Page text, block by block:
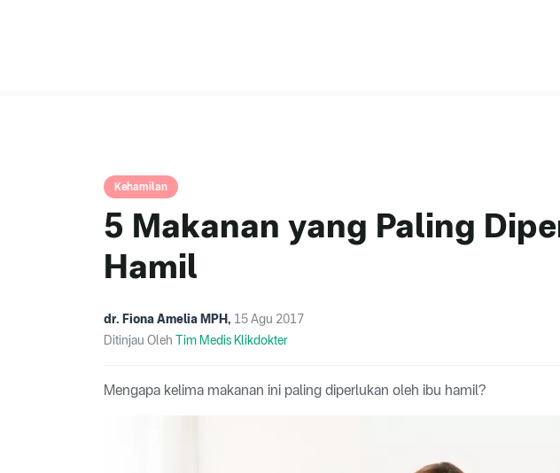
Kehamilan
5 Makanan yang Paling
Hamil
dr. Fiona Amelia MPH, 15 Agu 2017
Ditinjau Oleh Tim Medis Klikdokter
Mengapa kelima makanan ini paling diperlukan oleh ibu hamil?